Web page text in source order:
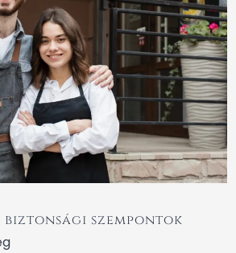
biztonsági szempontok